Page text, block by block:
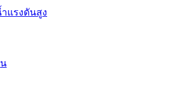
แรงดันสูง